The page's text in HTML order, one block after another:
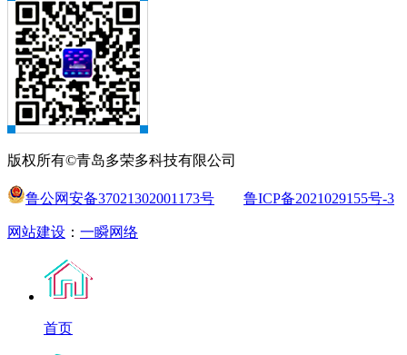
版权所有©青岛多荣多科技有限公司
鲁公网安备37021302001173号 鲁ICP备2021029155号-3
网站建设 ： 一瞬网络
首页